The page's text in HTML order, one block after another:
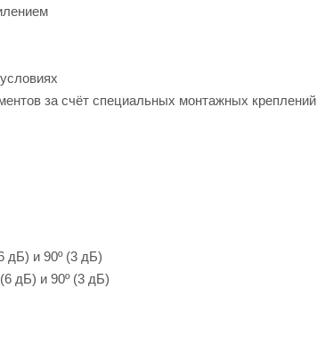
за счёт специальных монтажных креплений
дБ) и 90º (3 дБ)
дБ) и 90º (3 дБ)